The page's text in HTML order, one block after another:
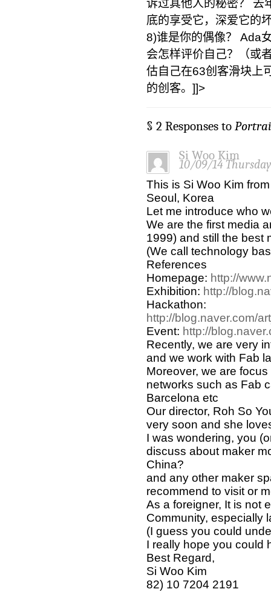
诉过其他人的秘密？ 去
底的享受它，深爱它的
8)谁是你的偶像？ Ada
会怎样评价自己？（或
估自己在63创客滑块上
的创客。]]>
§ 2 Responses to
Si Woo Kim
10/09/14
This is Si Woo Kim
Seoul, Korea
Let me introduce who
We are the first media
1999) and still the best
(We call technology
References
Homepage: http://
Exhibition: http://
Hackathon:
http://blog.naver.com/
Event: http://
Recently, we are very
and we work with Fab
Moreover, we are
networks such as Fab
Barcelona etc
Our director, Roh So
very soon and she
I was wondering, you
discuss about maker
China?
and any other maker
recommend to visit or
As a foreigner, It is not
Community, especially
(I guess you could
I really hope you could
Best Regard,
Si Woo Kim
82) 10 7204 2191